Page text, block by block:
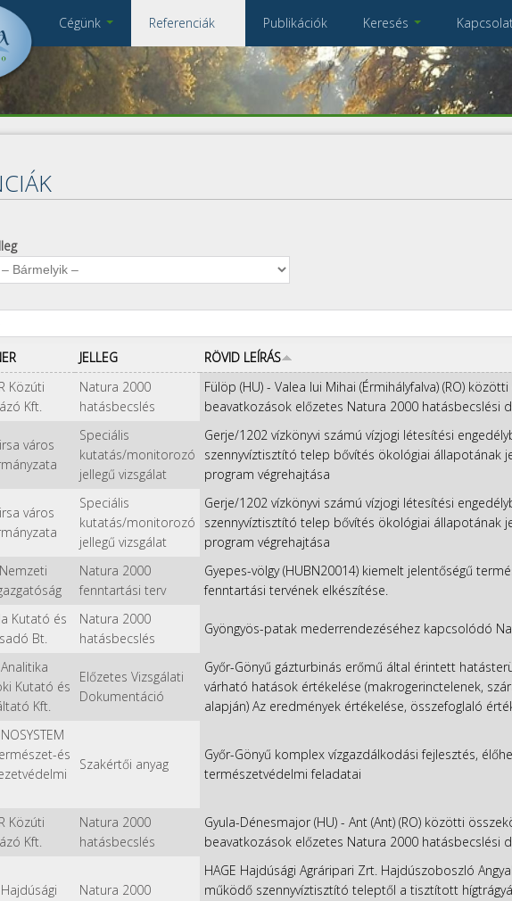
Cégünk
Cégbemutató
Munkatársak
Kapcsolat
Impresszum
Adatkezelés
Referenciák
Összes referencia
Publikációk Keresés
A keresendő kulcsszavak
JELLEG RÖVID LEÍRÁS
Közúti
Kft.
Natura 2000
hatásbecslés
Fülöp (HU) - Valea lui Mihai (Érmihályfalva) (RO)
beavatkozások előzetes Natura 2000 hatásbecslési
város
Speciális
kutatás/monitorozó
jellegű vizsgálat
Gerje/1202 vízkönyvi számú vízjogi létesítési
szennyvíztisztító telep bővítés ökológiai állapotának
program végrehajtása
város
Speciális
kutatás/monitorozó
jellegű vizsgálat
Gerje/1202 vízkönyvi számú vízjogi létesítési
szennyvíztisztító telep bővítés ökológiai állapotának
program végrehajtása
Natura 2000
fenntartási terv
Gyepes-völgy (HUBN20014) kiemelt jelentőségű
fenntartási tervének elkészítése.
Kutató és
Bt.
Natura 2000
hatásbecslés
Gyöngyös-patak mederrendezéséhez kapcsolódó
Kutató és
Kft.
Előzetes Vizsgálati
Dokumentáció
Győr-Gönyű gázturbinás erőmű által érintett
várható hatások értékelése (makrogerinctelenek,
alapján) Az eredmények értékelése, összefoglaló
és
Szakértői anyag
Győr-Gönyű komplex vízgazdálkodási fejlesztés,
természetvédelmi feladatai
Közúti
Kft.
Natura 2000
hatásbecslés
Gyula-Dénesmajor (HU) - Ant (Ant) (RO) közötti
beavatkozások előzetes Natura 2000 hatásbecslési
Natura 2000
HAGE Hajdúsági Agráripari Zrt. Hajdúszoboszló
működő szennyvíztisztító teleptől a tisztított